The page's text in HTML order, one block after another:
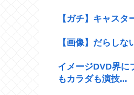
【ガチ】キャス
【画像】だらし
イメージDVD界に
もカラダも演技...